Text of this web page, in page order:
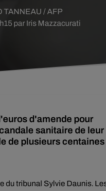
par Iris Mazzacurati
TANNEAU / AFP
d'amende pour
sanitaire de leur
de plusieurs centaines
du tribunal Sylvie Daunis.